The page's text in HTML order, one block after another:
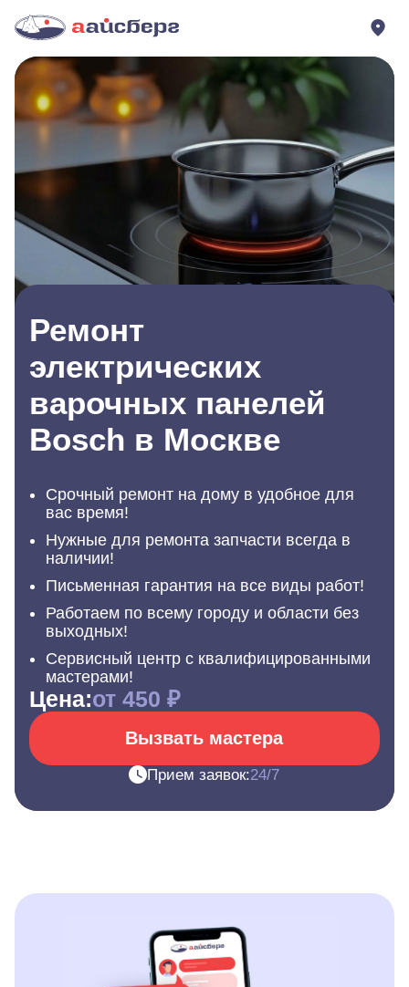
Ремонт
электрических
варочных панелей
Bosch в Москве
Срочный ремонт на дому в удобное для
вас время!
Нужные для ремонта запчасти всегда в
наличии!
Письменная гарантия на все виды работ!
Работаем по всему городу и области без
выходных!
Сервисный центр с квалифицированными
мастерами!
Цена:от 450 ₽
Вызвать мастера
Прием заявок:24/7